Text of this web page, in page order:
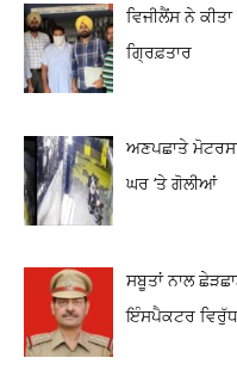
ਵਿਜੀਲੈਂਸ ਨੇ
ਗ੍ਰਿਫ਼ਤਾਰ
ਅਣਪਛਾਤੇ
ਘਰ ‘ਤੇ ਗੋਲੀਆਂ
ਸਬੂਤਾਂ ਨਾਲ
ਇੰਸਪੈਕਟਰ